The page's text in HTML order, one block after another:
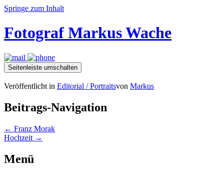
Springe zum Inhalt
Fotograf Markus Wache
Seitenleiste umschalten
Veröffentlicht in Editorial / Portraitsvon Markus
Beitrags-Navigation
← Franz Morak
Hochzeit →
Menü